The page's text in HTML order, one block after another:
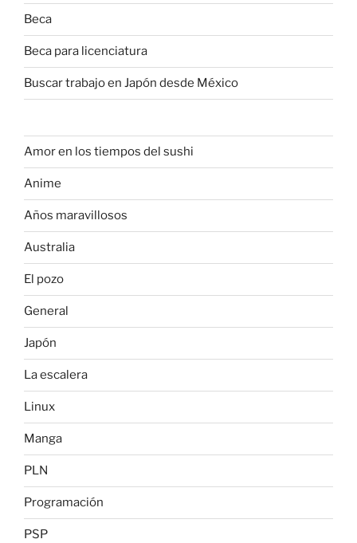
Beca
Beca para licenciatura
Buscar trabajo en Japón desde México
Amor en los tiempos del sushi
Anime
Años maravillosos
Australia
El pozo
General
Japón
La escalera
Linux
Manga
PLN
Programación
PSP